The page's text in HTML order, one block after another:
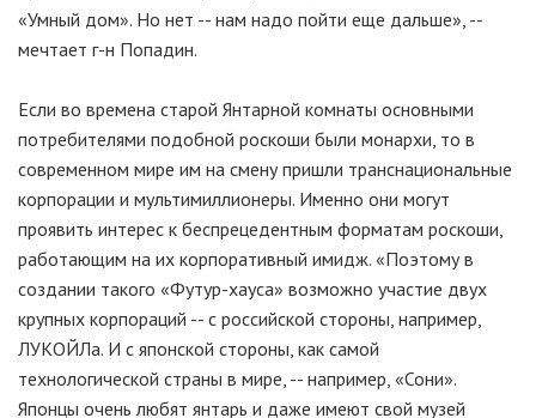
«Умный дом». Но нет -- нам надо пойти еще дальше», --
мечтает г-н Попадин.
Если во времена старой Янтарной комнаты основными
потребителями подобной роскоши были монархи, то в
современном мире им на смену пришли транснациональные
корпорации и мультимиллионеры. Именно они могут
проявить интерес к беспрецедентным форматам роскоши,
работающим на их корпоративный имидж. «Поэтому в
создании такого «Футур-хауса» возможно участие двух
крупных корпораций -- с российской стороны, например,
ЛУКОЙЛа. И с японской стороны, как самой
технологической страны в мире, -- например, «Сони».
Японцы очень любят янтарь и даже имеют свой музей